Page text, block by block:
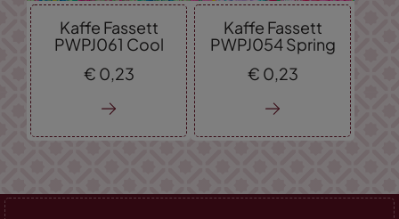
Kaffe Fassett
PWPJ061 Cool
€ 0, 23
Kaffe Fassett
PWPJ054 Spring
€ 0, 23